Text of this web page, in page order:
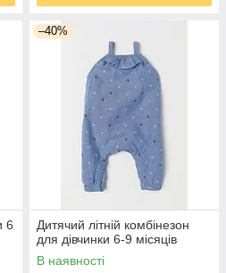
6
–40%
Дитячий літній комбінезон
для дівчинки 6-9 місяців
В наявності